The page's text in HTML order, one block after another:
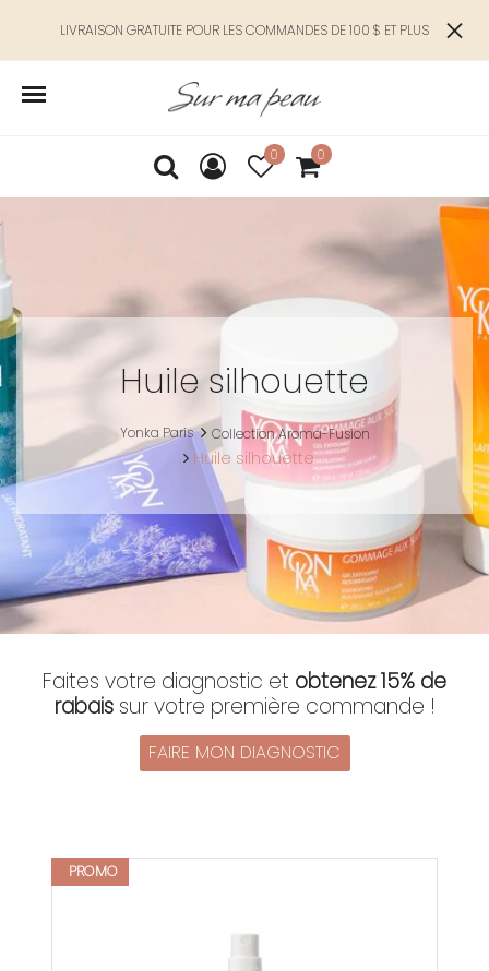
LIVRAISON GRATUITE POUR LES COMMANDES DE 100 $ ET PLUS
0 0
Huile silhouette
Yonka Paris Collection Aroma-Fusion
Huile silhouette
Faites votre diagnostic et obtenez 15% de
rabaissur votre première commande !
FAIRE MON DIAGNOSTIC
PROMO